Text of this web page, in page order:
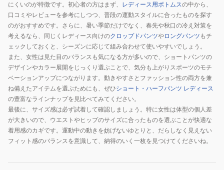
AS-
03B-
M
赤
外
線
コ
ン
デ
ィ
シ
ニ
イ
ズ
SO-
AS-
20A-
S
遠
赤
外
線
コ
ン
ィ
にくいのが特徴です。初心者の方はまず、 レディース用ボトムスの中から、
口コミやレビューを参考にしつつ、普段の運動スタイルに合ったものを探す
のがおすすめです。さらに、暑い季節だけでなく、春先や秋口の冷え対策を
考えるなら、同じくレディース向けのクロップドパンツやロングパンツ もチ
ェックしておくと、シーズンに応じて組み合わせて使いやすいでしょう。
また、女性は見た目のバランスも気になる方が多いので、ショートパンツの
デザインやカラー展開をじっくり選ぶことで、気分も上がりスポーツのモチ
ベーションアップにつながります。動きやすさとファッション性の両方を兼
ね備えたアイテムを選ぶためにも、ぜひショート・ハーフパンツ レディース
の豊富なラインナップを見比べてみてください。
最後に、サイズ感は必ず試着して確認しましょう。特に女性は体型の個人差
が大きいので、ウエストやヒップのサイズに合ったものを選ぶことが快適な
着用感のカギです。運動中の動きを妨げないゆとりと、だらしなく見えない
フィット感のバランスを意識して、納得のいく一枚を見つけてくださいね。